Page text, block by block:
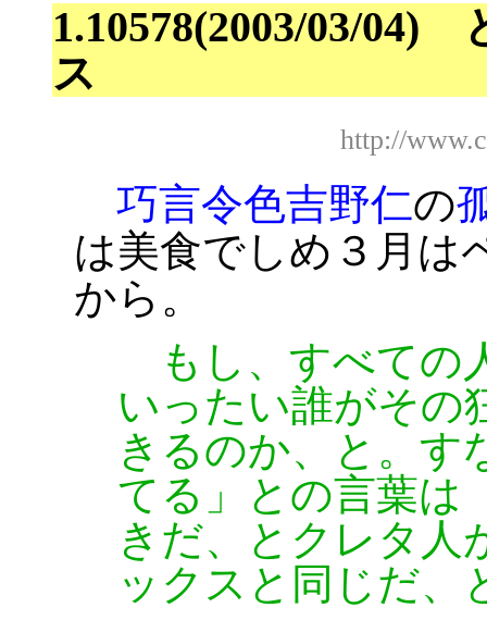
1.10578(2003/03/04)
ス
http://
巧言令色吉野仁の
は美食でしめ３月は
から。
もし、すべての
いったい誰がその
きるのか、と。す
てる」との言葉は
きだ、とクレタ人
ックスと同じだ、